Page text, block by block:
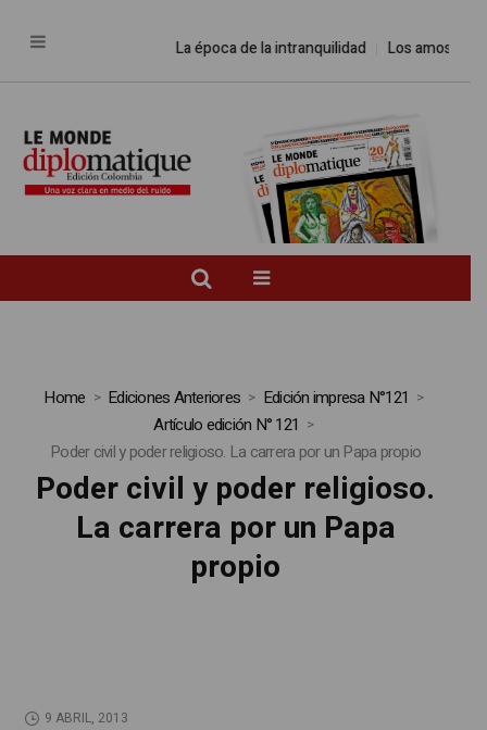
La época de la intranquilidad Los amos del
Home Ediciones Anteriores
Edición impresa N°121
Artículo edición N° 121
Poder civil y poder religioso. La carrera por un Papa propio
Poder civil y poder religioso.
La carrera por un Papa
propio
9 ABRIL, 2013